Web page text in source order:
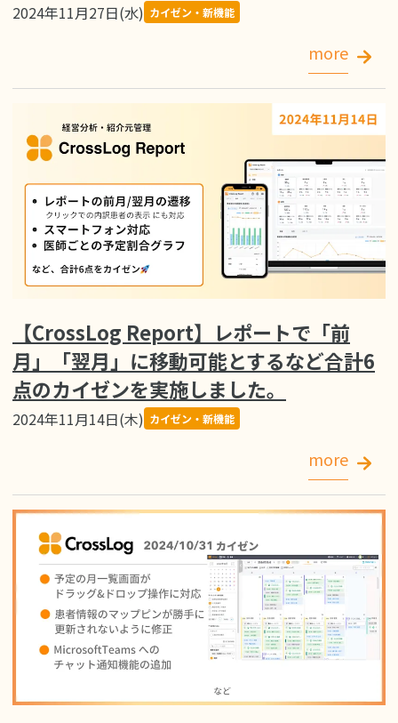
2024年11月27日(水) カイゼン・新機能
more
【CrossLog Report】レポートで「前
月」「翌月」に移動可能とするなど合計6
点のカイゼンを実施しました。
2024年11月14日(木) カイゼン・新機能
more